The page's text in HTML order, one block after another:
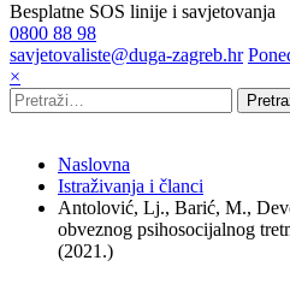
Besplatne SOS linije i savjetovanja
0800 88 98
savjetovaliste@duga-zagreb.hr
×
Naslovna
Istraživanja i članci
Antolović, Lj., Barić, M.,
obveznog psihosocijalnog
(2021.)